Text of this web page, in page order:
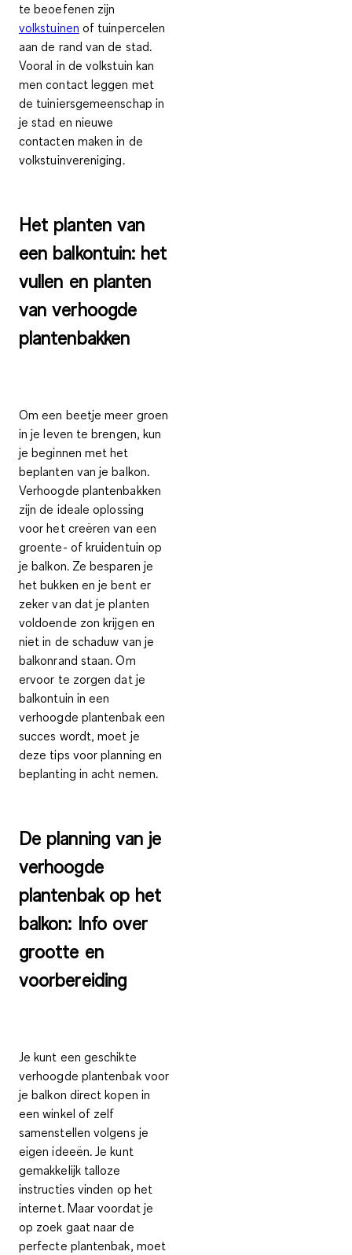
te beoefenen zijn
volkstuinen of tuinpercelen
aan de rand van de stad.
Vooral in de volkstuin kan
men contact leggen met
de tuiniersgemeenschap in
je stad en nieuwe
contacten maken in de
volkstuinvereniging.
Het planten van
een balkontuin: het
vullen en planten
van verhoogde
plantenbakken
Om een beetje meer groen
in je leven te brengen, kun
je beginnen met het
beplanten van je balkon.
Verhoogde plantenbakken
zijn de ideale oplossing
voor het creëren van een
groente- of kruidentuin op
je balkon. Ze besparen je
het bukken en je bent er
zeker van dat je planten
voldoende zon krijgen en
niet in de schaduw van je
balkonrand staan. Om
ervoor te zorgen dat je
balkontuin in een
verhoogde plantenbakeen
succes wordt, moet je
deze tips voor planning en
beplanting in acht nemen.
De planning van je
verhoogde
plantenbak op het
balkon: Info over
grootte en
voorbereiding
Je kunt een geschikte
verhoogde plantenbak voor
je balkon direct kopen in
een winkel of zelf
samenstellen volgens je
eigen ideeën. Je kunt
gemakkelijk talloze
instructies vinden op het
internet. Maar voordat je
op zoek gaat naar de
perfecte plantenbak, moet